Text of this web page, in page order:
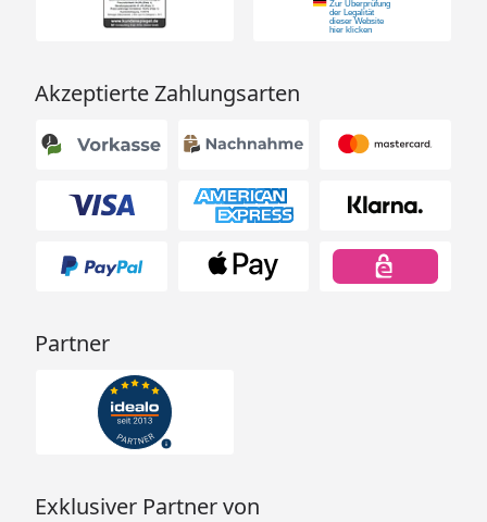
Akzeptierte Zahlungsarten
Partner
Exklusiver Partner von